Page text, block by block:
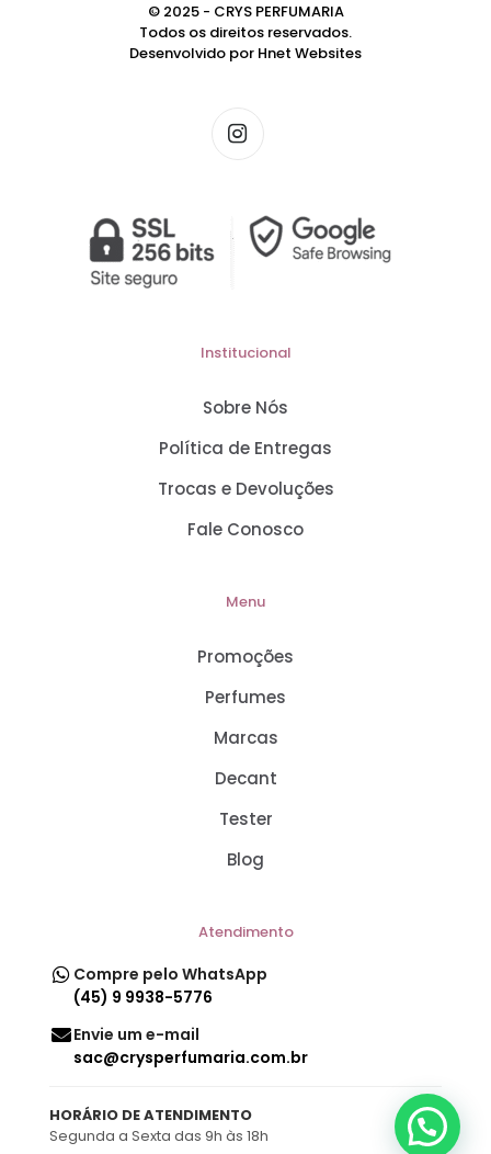
© 2025 - CRYS PERFUMARIA
Todos os direitos reservados.
Desenvolvido por Hnet Websites
Institucional
Sobre Nós
Política de Entregas
Trocas e Devoluções
Fale Conosco
Menu
Promoções
Perfumes
Marcas
Decant
Tester
Blog
Atendimento
Compre pelo WhatsApp
(45) 9 9938-5776
Envie um e-mail
sac@crysperfumaria.com.br
HORÁRIO DE ATENDIMENTO
Segunda a Sexta das 9h às 18h